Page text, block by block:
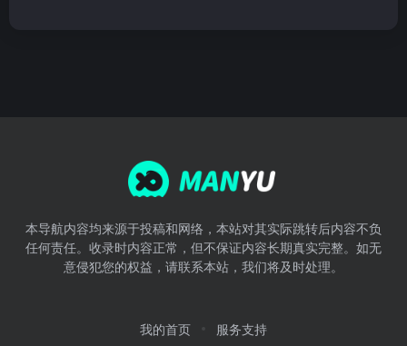
本导航内容均来源于投稿和网络，本站对其实际跳转后内容不负
任何责任。收录时内容正常，但不保证内容长期真实完整。如无
意侵犯您的权益，请联系本站，我们将及时处理。
我的首页 服务支持